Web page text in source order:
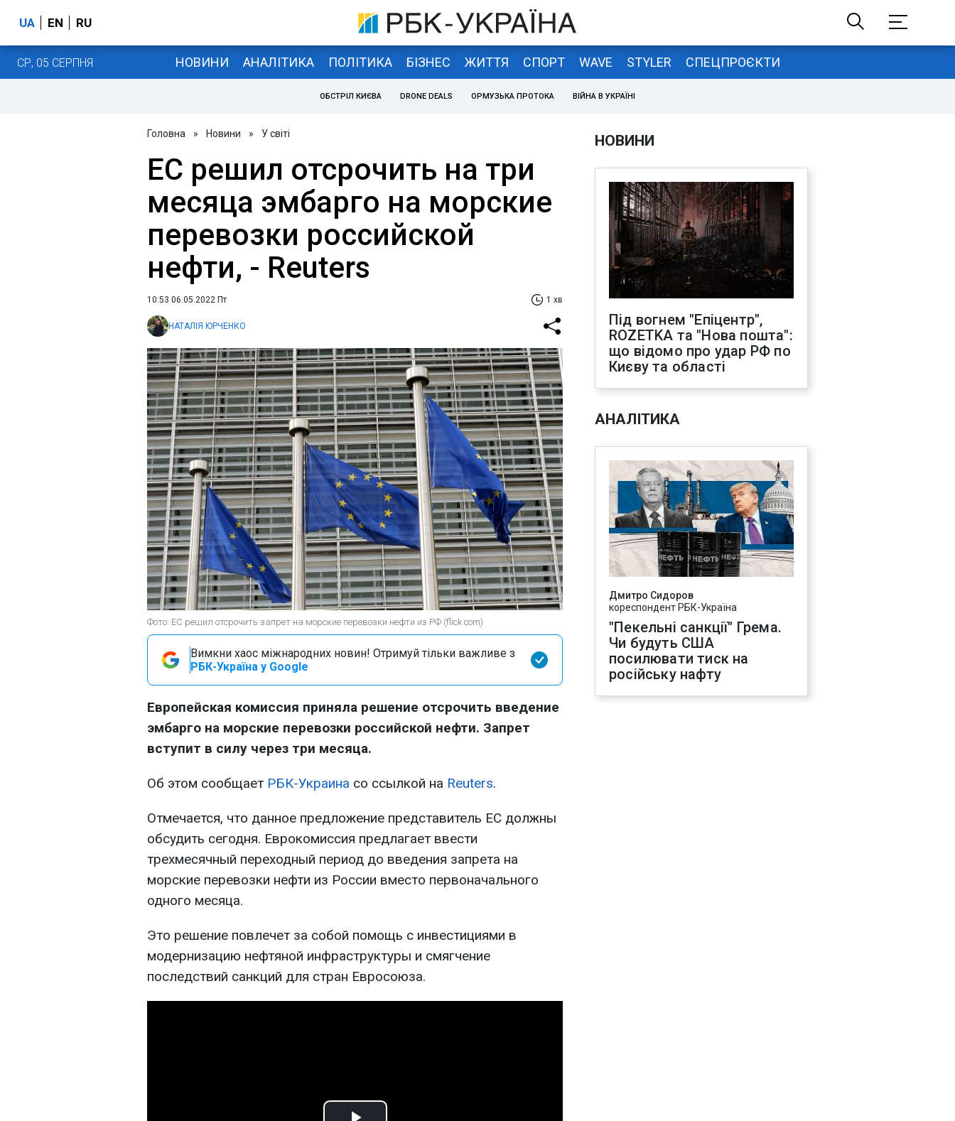
UA EN RU
СР, 05 СЕРПНЯ НОВИНИ АНАЛІТИКА ПОЛІТИКА БІЗНЕС ЖИТТЯ СПОРТ WAVE STYLER СПЕЦПРОЄКТИ
ОБСТРІЛ КИЄВА DRONE DEALS ОРМУЗЬКА ПРОТОКА ВІЙНА В УКРАЇНІ
Головна » Новини » У світі
ЕС решил отсрочить на три
месяца эмбарго на морские
перевозки российской
нефти, - Reuters
10:53 06.05.2022 Пт 1 хв
НАТАЛІЯ ЮРЧЕНКО
Фото: ЕС решил отсрочить запрет на морские перевозки нефти из РФ (flick com)
Вимкни хаос міжнародних новин! Отримуй тільки важливе з
РБК-Україна у Google
Европейская комиссия приняла решение отсрочить введение
эмбарго на морские перевозки российской нефти. Запрет
вступит в силу через три месяца.
Об этом сообщает РБК-Украина со ссылкой на Reuters.
Отмечается, что данное предложение представитель ЕС должны
обсудить сегодня. Еврокомиссия предлагает ввести
трехмесячный переходный период до введения запрета на
морские перевозки нефти из России вместо первоначального
одного месяца.
Это решение повлечет за собой помощь с инвестициями в
модернизацию нефтяной инфраструктуры и смягчение
последствий санкций для стран Евросоюза.
НОВИНИ
Під вогнем "Епіцентр",
ROZETKA та "Нова пошта":
що відомо про удар РФ по
Києву та області
АНАЛІТИКА
Дмитро Сидоров
кореспондент РБК-Україна
"Пекельні санкції" Грема.
Чи будуть США
посилювати тиск на
російську нафту